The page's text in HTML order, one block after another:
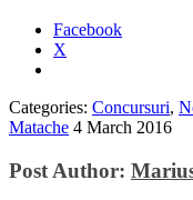
Facebook
X
Categories: Concursuri,
Matache 4 March 2016
Post Author: